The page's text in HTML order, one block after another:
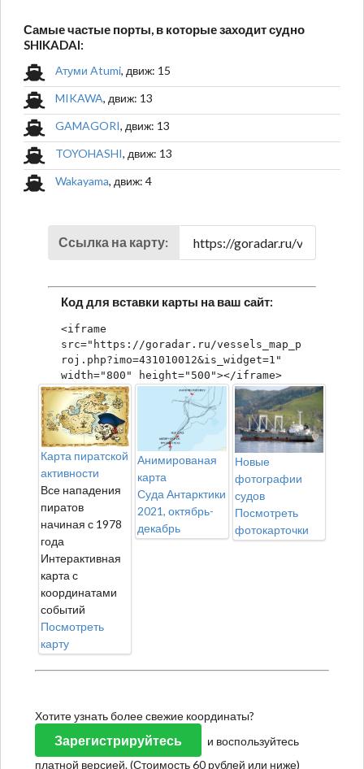
Самые частые порты, в которые заходит судно
SHIKADAI:
Атуми Atumi, движ: 15
MIKAWA, движ: 13
GAMAGORI, движ: 13
TOYOHASHI, движ: 13
Wakayama, движ: 4
Ссылка на карту:
Код для вставки карты на ваш сайт:
<iframe
src="https://goradar.ru/vessels_map_p
roj.php?imo=431010012&is_widget=1"
width="800" height="500"></iframe>
Карта пиратской
активности
Все нападения
пиратов
начиная с 1978
года
Интерактивная
карта с
координатами
событий
Посмотреть
карту
Анимированая
карта
Суда Антарктики
2021, октябрь-
декабрь
Новые
фотографии
судов
Посмотреть
фотокарточки
Хотите узнать более свежие координаты?
Зарегистрируйтесь
и воспользуйтесь
платной версией. (Стоимость 60 рублей или ниже)